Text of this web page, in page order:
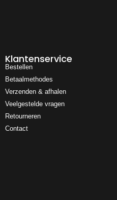
Klantenservice
Bestellen
Betaalmethodes
Verzenden & afhalen
Veelgestelde vragen
Retourneren
Contact